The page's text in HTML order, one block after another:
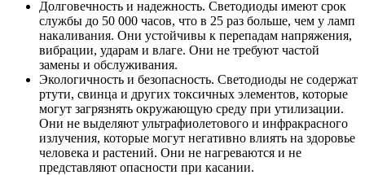
Долговечность и надежность. Светодиоды имеют срок
службы до 50 000 часов, что в 25 раз больше, чем у ламп
накаливания. Они устойчивы к перепадам напряжения,
вибрации, ударам и влаге. Они не требуют частой
замены и обслуживания.
Экологичность и безопасность. Светодиоды не содержат
ртути, свинца и других токсичных элементов, которые
могут загрязнять окружающую среду при утилизации.
Они не выделяют ультрафиолетового и инфракрасного
излучения, которые могут негативно влиять на здоровье
человека и растений. Они не нагреваются и не
представляют опасности при касании.